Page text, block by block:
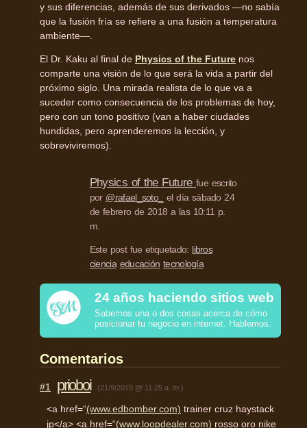
y sus diferencias, además de sus derivados —no sabía
que la fusión fría se refiere a una fusión a temperatura
ambiente—.
El Dr. Kaku al final de Physics of the Future nos
comparte una visión de lo que será la vida a partir del
próximo siglo. Una mirada realista de lo que va a
suceder como consecuencia de los problemas de hoy,
pero con un tono positivo (van a haber ciudades
hundidas, pero aprenderemos la lección, y
sobreviviremos).
Physics of the Future fue escrito
por @rafael_soto_
el día sábado 24
de febrero de 2018 a las 10:11 p.
m.
Este post fue etiquetado: libros
ciencia educación tecnología
24 años haciendo sitios web
Sabemos una o dos cosas acerca de cómo
posicionar tu negocio en internet. Hablemos.
Comentarios
#1 prioboi (21/9/2019 @ 11:25 a. m.)
<a href=“(www.edbomber.com) trainer cruz haystack
jp</a> <a href=“(www.loopdealer.com) rosso oro nike